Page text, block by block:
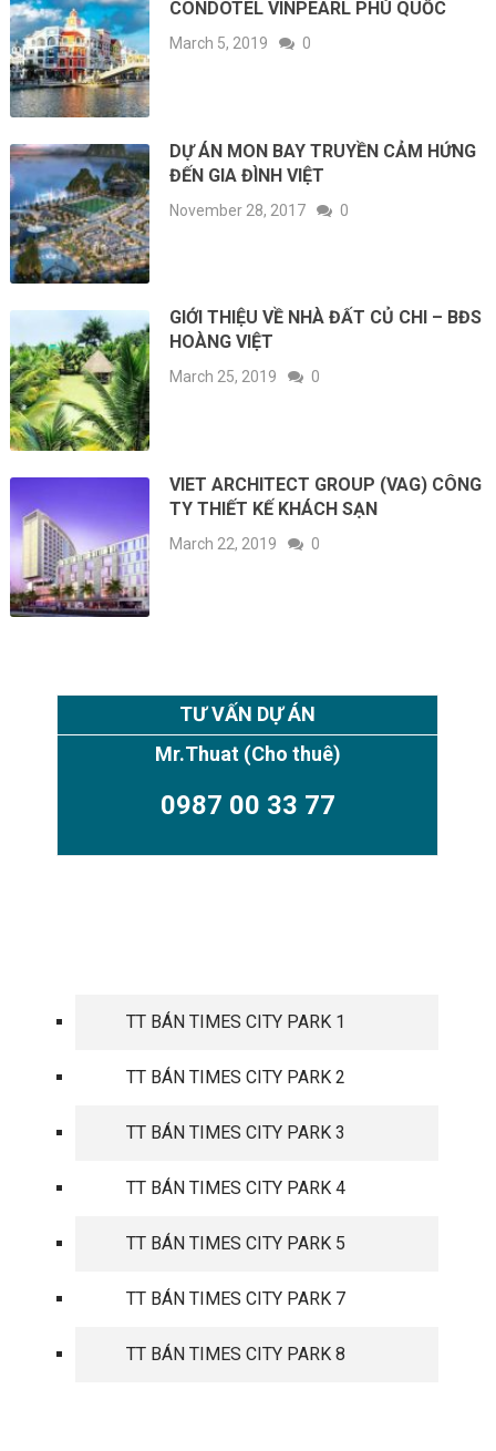
CONDOTEL VINPEARL PHÚ QUỐC
March 5, 2019 0
DỰ ÁN MON BAY TRUYỀN CẢM HỨNG
ĐẾN GIA ĐÌNH VIỆT
November 28, 2017 0
GIỚI THIỆU VỀ NHÀ ĐẤT CỦ CHI – BĐS
HOÀNG VIỆT
March 25, 2019 0
VIET ARCHITECT GROUP (VAG) CÔNG
TY THIẾT KẾ KHÁCH SẠN
March 22, 2019 0
TƯ VẤN DỰ ÁN
Mr.Thuat (Cho thuê)
0987 00 33 77
TT BÁN TIMES CITY PARK 1
TT BÁN TIMES CITY PARK 2
TT BÁN TIMES CITY PARK 3
TT BÁN TIMES CITY PARK 4
TT BÁN TIMES CITY PARK 5
TT BÁN TIMES CITY PARK 7
TT BÁN TIMES CITY PARK 8